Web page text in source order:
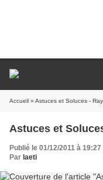
Accueil » Astuces et Soluces -
Astuces et
Publié le 01/12/2011 à 19:27
Par laeti